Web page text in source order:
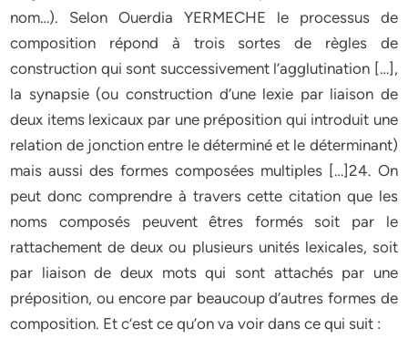
nom…). Selon Ouerdia YERMECHE le processus de
composition répond à trois sortes de règles de
construction qui sont successivement l’agglutination […],
la synapsie (ou construction d’une lexie par liaison de
deux items lexicaux par une préposition qui introduit une
relation de jonction entre le déterminé et le déterminant)
mais aussi des formes composées multiples […]24. On
peut donc comprendre à travers cette citation que les
noms composés peuvent êtres formés soit par le
rattachement de deux ou plusieurs unités lexicales, soit
par liaison de deux mots qui sont attachés par une
préposition, ou encore par beaucoup d’autres formes de
composition. Et c’est ce qu’on va voir dans ce qui suit :